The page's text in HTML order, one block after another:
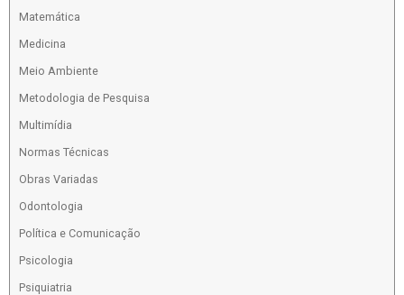
Matemática
Medicina
Meio Ambiente
Metodologia de Pesquisa
Multimídia
Normas Técnicas
Obras Variadas
Odontologia
Política e Comunicação
Psicologia
Psiquiatria